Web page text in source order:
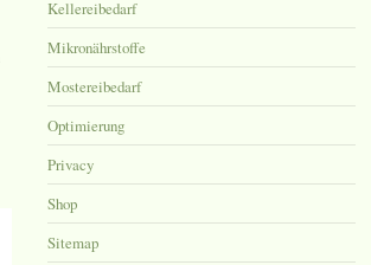
Kellereibedarf
Mikronährstoffe
Mostereibedarf
Optimierung
Privacy
Shop
Sitemap